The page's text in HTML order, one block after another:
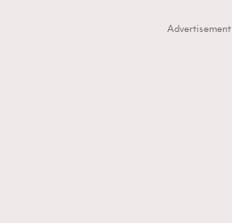
Advertisement